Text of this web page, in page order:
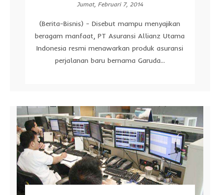
Jumat, Februari 7, 2014
(Berita-Bisnis) - Disebut mampu menyajikan
beragam manfaat, PT Asuransi Allianz Utama
Indonesia resmi menawarkan produk asuransi
perjalanan baru bernama Garuda...